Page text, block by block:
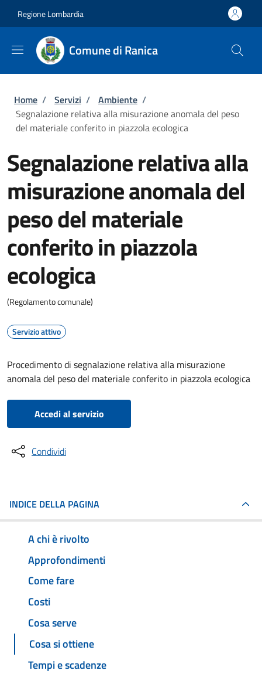
Regione Lombardia
Comune di Ranica
Briciole di pane
Home / Servizi / Ambiente /
Segnalazione relativa alla misurazione anomala del peso
del materiale conferito in piazzola ecologica
Segnalazione relativa alla
misurazione anomala del
peso del materiale
conferito in piazzola
ecologica
(Regolamento comunale)
Servizio attivo
Procedimento di segnalazione relativa alla misurazione
anomala del peso del materiale conferito in piazzola ecologica
Accedi al servizio
Condividi
INDICE DELLA PAGINA
A chi è rivolto
Approfondimenti
Come fare
Costi
Cosa serve
Cosa si ottiene
Tempi e scadenze